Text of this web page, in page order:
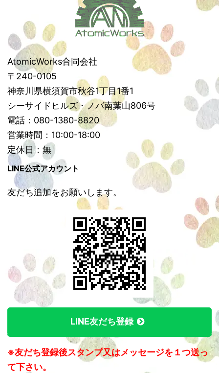
AtomicWorks合同会社
〒240-0105
神奈川県横須賀市秋谷1丁目1番1
シーサイドヒルズ・ノバ南葉山806号
電話：080-1380-8820
営業時間：10:00-18:00
定休日：無
LINE公式アカウント
友だち追加をお願いします。
LINE友だち登録
※友だち登録後スタンプ又はメッセージを１つ送っ
て下さい。